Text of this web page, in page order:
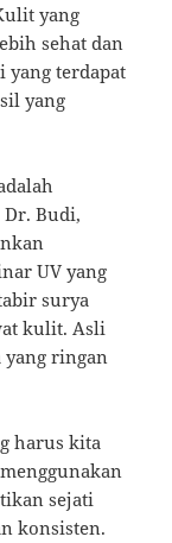
yang
sehat dan
yang terdapat
yang
Budi,
UV yang
surya
kulit. Asli
ringan
harus kita
sejati
konsisten.